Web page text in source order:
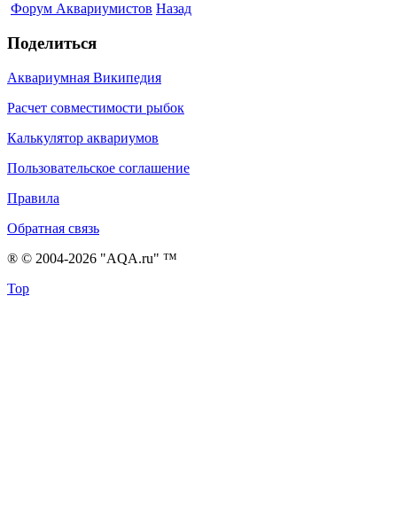
Форум Аквариумистов Назад
Поделиться
Аквариумная Википедия
Расчет совместимости рыбок
Калькулятор аквариумов
Пользовательское соглашение
Правила
Обратная связь
® © 2004-2026 "AQA.ru" ™
Top